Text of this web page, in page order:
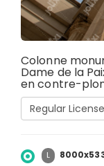
Colonne
Dame de la
en contre-
L